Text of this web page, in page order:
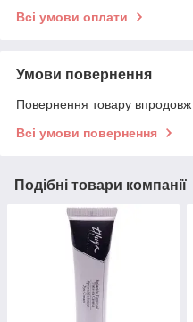
Всі умови оплати
Умови повернення
Повернення товару впродовж
Всі умови повернення
Подібні товари компанії